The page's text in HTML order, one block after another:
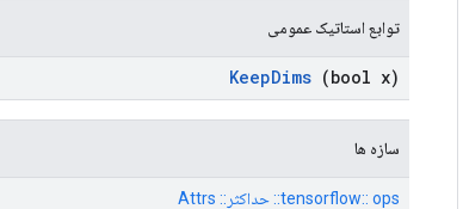
توابع استاتیک عمومی
KeepDims (bool x)
سازه ها
tensorflow:: ops:: حداکثر:: Attrs